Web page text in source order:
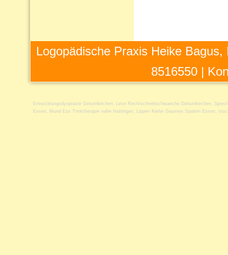
Logopädische Praxis Heike
8516550 |
Entwicklungsdyspraxie Gelsenkirchen , Lese Rechtschreibschwaeche Gelsenkirchen ,
Essen , Mund Ess Trinktherapie nahe Hattingen , Lippen Kiefer Gaumen Spalten Essen ,